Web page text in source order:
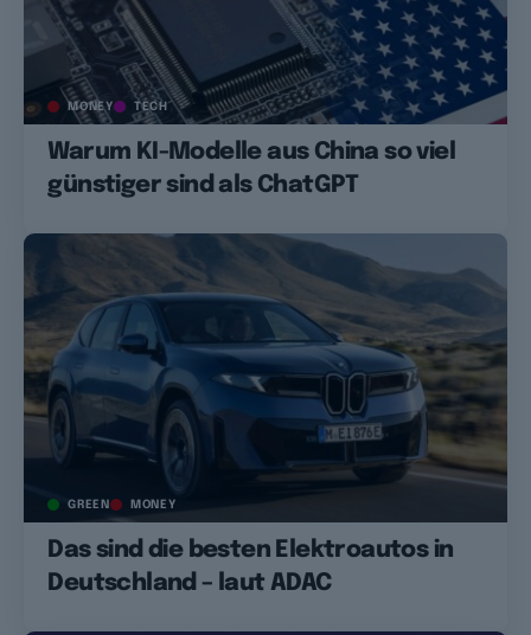
MONEY TECH
Warum KI-Modelle aus China so viel
günstiger sind als ChatGPT
GREEN MONEY
Das sind die besten Elektroautos in
Deutschland – laut ADAC